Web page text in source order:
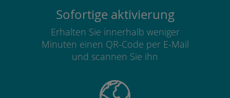
Sofortige aktivierung
Erhalten Sie innerhalb weniger
Minuten einen QR-Code per E-Mail
und scannen Sie ihn